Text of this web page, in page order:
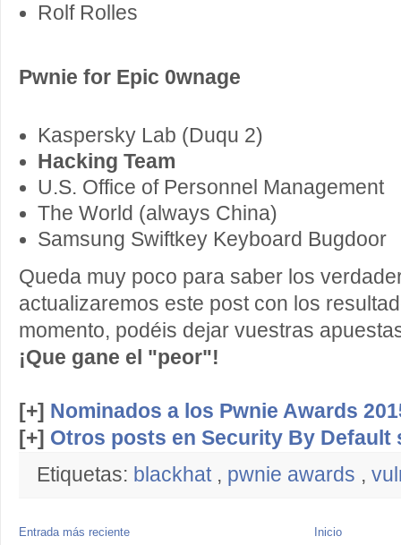
Rolf Rolles
Pwnie for Epic 0wnage
Kaspersky Lab (Duqu 2)
Hacking Team
U.S. Office of Personnel Management
The World (always China)
Samsung Swiftkey Keyboard Bugdoor
Queda muy poco para saber los
actualizaremos este post con los
momento, podéis dejar vuestras
¡Que gane el "peor"!
[+] Nominados a los Pwnie Awards
[+] Otros posts en Security By Default
Etiquetas: blackhat , pwnie awards ,
Entrada más reciente Inicio